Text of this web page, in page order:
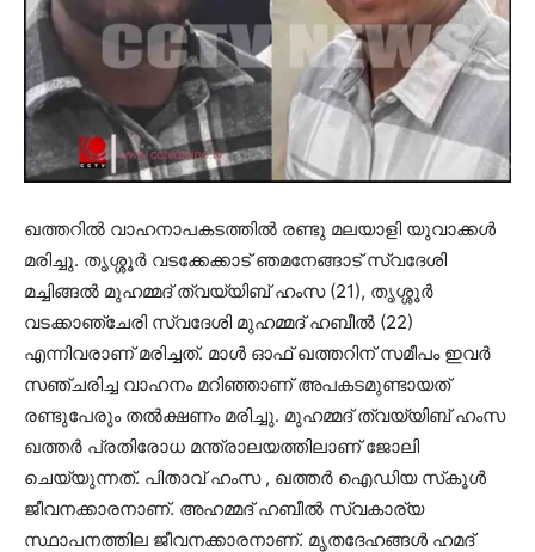
ഖത്തറില്‍ വാഹനാപകടത്തില്‍ രണ്ടു മലയാളി യുവാക്കള്‍
മരിച്ചു. തൃശ്ശൂര്‍ വടക്കേക്കാട് ഞമനേങ്ങാട് സ്വദേശി
മച്ചിങ്ങല്‍ മുഹമ്മദ് ത്വയ്യിബ് ഹംസ (21), തൃശ്ശൂര്‍
വടക്കാഞ്ചേരി സ്വദേശി മുഹമ്മദ് ഹബീല്‍ (22)
എന്നിവരാണ് മരിച്ചത്. മാള്‍ ഓഫ് ഖത്തറിന് സമീപം ഇവര്‍
സഞ്ചരിച്ച വാഹനം മറിഞ്ഞാണ് അപകടമുണ്ടായത്
രണ്ടുപേരും തല്‍ക്ഷണം മരിച്ചു. മുഹമ്മദ് ത്വയ്യിബ് ഹംസ
ഖത്തര്‍ പ്രതിരോധ മന്ത്രാലയത്തിലാണ് ജോലി
ചെയ്യുന്നത്. പിതാവ് ഹംസ , ഖത്തര്‍ ഐഡിയ സ്‌കൂള്‍
ജീവനക്കാരനാണ്. അഹമ്മദ് ഹബീല്‍ സ്വകാര്യ
സ്ഥാപനത്തില ജീവനക്കാരനാണ്. മൃതദേഹങ്ങള്‍ ഹമദ്